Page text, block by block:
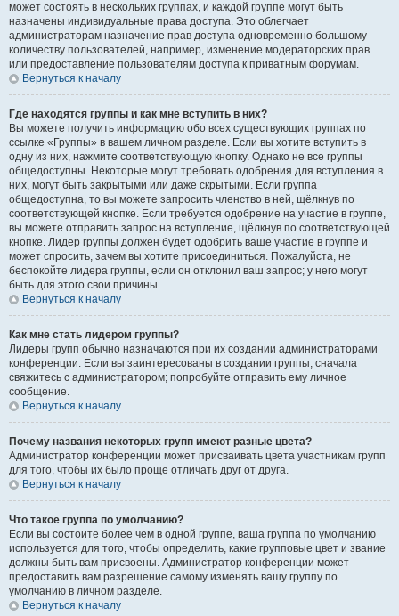
может состоять в нескольких группах, и каждой группе могут быть
назначены индивидуальные права доступа. Это облегчает
администраторам назначение прав доступа одновременно большому
количеству пользователей, например, изменение модераторских прав
или предоставление пользователям доступа к приватным форумам.
Вернуться к началу
Где находятся группы и как мне вступить в них?
Вы можете получить информацию обо всех существующих группах по
ссылке «Группы» в вашем личном разделе. Если вы хотите вступить в
одну из них, нажмите соответствующую кнопку. Однако не все группы
общедоступны. Некоторые могут требовать одобрения для вступления в
них, могут быть закрытыми или даже скрытыми. Если группа
общедоступна, то вы можете запросить членство в ней, щёлкнув по
соответствующей кнопке. Если требуется одобрение на участие в группе,
вы можете отправить запрос на вступление, щёлкнув по соответствующей
кнопке. Лидер группы должен будет одобрить ваше участие в группе и
может спросить, зачем вы хотите присоединиться. Пожалуйста, не
беспокойте лидера группы, если он отклонил ваш запрос; у него могут
быть для этого свои причины.
Вернуться к началу
Как мне стать лидером группы?
Лидеры групп обычно назначаются при их создании администраторами
конференции. Если вы заинтересованы в создании группы, сначала
свяжитесь с администратором; попробуйте отправить ему личное
сообщение.
Вернуться к началу
Почему названия некоторых групп имеют разные цвета?
Администратор конференции может присваивать цвета участникам групп
для того, чтобы их было проще отличать друг от друга.
Вернуться к началу
Что такое группа по умолчанию?
Если вы состоите более чем в одной группе, ваша группа по умолчанию
используется для того, чтобы определить, какие групповые цвет и звание
должны быть вам присвоены. Администратор конференции может
предоставить вам разрешение самому изменять вашу группу по
умолчанию в личном разделе.
Вернуться к началу